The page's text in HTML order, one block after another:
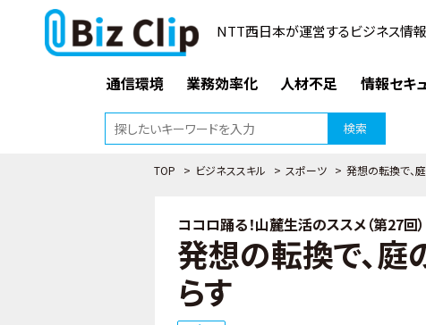
NTT西日本が運営するビジネス情
通信環境 業務効率化 人材不足 情報セキ
検索
TOP > ビジネススキル > スポーツ > 発想の転換で、
ココロ踊る！山麓生活のススメ（第27回）
発想の転換で、
らす